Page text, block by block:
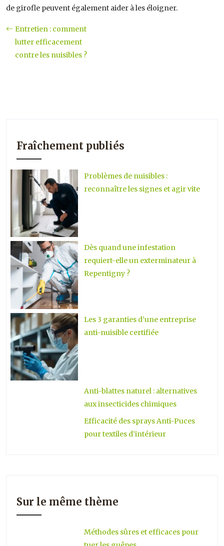
de girofle peuvent également aider à les éloigner.
Entretien : comment
lutter efficacement
contre les nuisibles ?
Fraîchement publiés
Problèmes de nuisibles :
reconnaître les signes et agir vite
Dès quand une infestation
requiert-elle un exterminateur à
Repentigny ?
Les 3 garanties d’une entreprise
anti-nuisible certifiée
Anti-blattes naturel : alternatives
aux insecticides chimiques
Efficacité des sprays Anti-Puces
pour textiles d’intérieur
Sur le même thème
Méthodes sûres et efficaces pour